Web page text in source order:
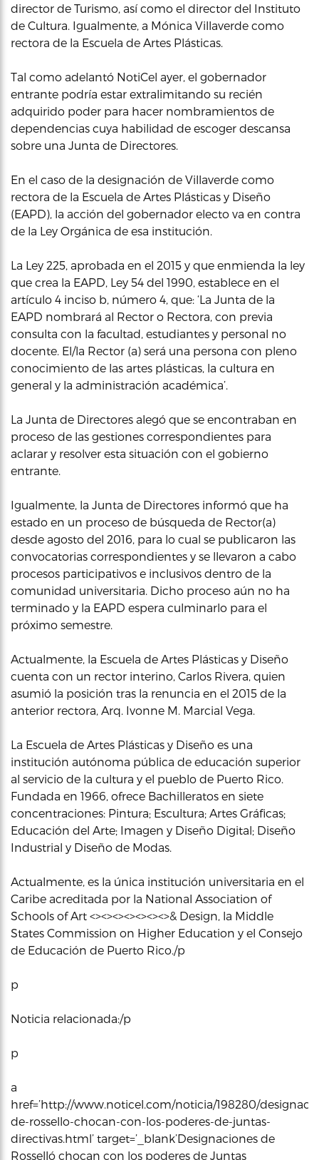
director de Turismo, así como el director del Instituto
de Cultura. Igualmente, a Mónica Villaverde como
rectora de la Escuela de Artes Plásticas.
Tal como adelantó NotiCel ayer, el gobernador
entrante podría estar extralimitando su recién
adquirido poder para hacer nombramientos de
dependencias cuya habilidad de escoger descansa
sobre una Junta de Directores.
En el caso de la designación de Villaverde como
rectora de la Escuela de Artes Plásticas y Diseño
(EAPD), la acción del gobernador electo va en contra
de la Ley Orgánica de esa institución.
La Ley 225, aprobada en el 2015 y que enmienda la ley
que crea la EAPD, Ley 54 del 1990, establece en el
artículo 4 inciso b, número 4, que: ‘La Junta de la
EAPD nombrará al Rector o Rectora, con previa
consulta con la facultad, estudiantes y personal no
docente. El/la Rector (a) será una persona con pleno
conocimiento de las artes plásticas, la cultura en
general y la administración académica’.
La Junta de Directores alegó que se encontraban en
proceso de las gestiones correspondientes para
aclarar y resolver esta situación con el gobierno
entrante.
Igualmente, la Junta de Directores informó que ha
estado en un proceso de búsqueda de Rector(a)
desde agosto del 2016, para lo cual se publicaron las
convocatorias correspondientes y se llevaron a cabo
procesos participativos e inclusivos dentro de la
comunidad universitaria. Dicho proceso aún no ha
terminado y la EAPD espera culminarlo para el
próximo semestre.
Actualmente, la Escuela de Artes Plásticas y Diseño
cuenta con un rector interino, Carlos Rivera, quien
asumió la posición tras la renuncia en el 2015 de la
anterior rectora, Arq. Ivonne M. Marcial Vega.
La Escuela de Artes Plásticas y Diseño es una
institución autónoma pública de educación superior
al servicio de la cultura y el pueblo de Puerto Rico.
Fundada en 1966, ofrece Bachilleratos en siete
concentraciones: Pintura; Escultura; Artes Gráficas;
Educación del Arte; Imagen y Diseño Digital; Diseño
Industrial y Diseño de Modas.
Actualmente, es la única institución universitaria en el
Caribe acreditada por la National Association of
Schools of Art <><><><><><><>& Design, la Middle
States Commission on Higher Education y el Consejo
de Educación de Puerto Rico./p
p
Noticia relacionada:/p
p
a
href=’http://www.noticel.com/noticia/198280/
de-rossello-chocan-con-los-poderes-de-juntas-
directivas.html’ target=’_blank’Designaciones de
Rosselló chocan con los poderes de Juntas